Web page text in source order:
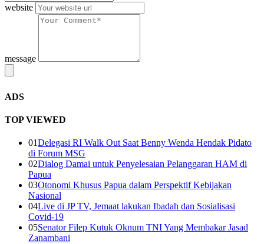
website
message
ADS
TOP VIEWED
01Delegasi RI Walk Out Saat Benny Wenda Hendak Pidato
di Forum MSG
02Dialog Damai untuk Penyelesaian Pelanggaran HAM di
Papua
03Otonomi Khusus Papua dalam Perspektif Kebijakan
Nasional
04Live di JP TV, Jemaat lakukan Ibadah dan Sosialisasi
Covid-19
05Senator Filep Kutuk Oknum TNI Yang Membakar Jasad
Zanambani